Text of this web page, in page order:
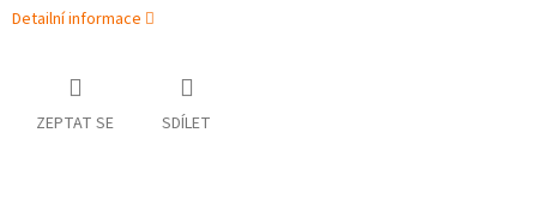
Detailní informace
ZEPTAT SE SDÍLET